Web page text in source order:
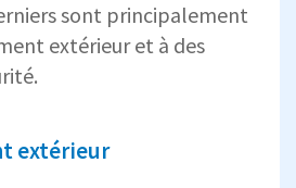
sont principalement
extérieur et à des
extérieur